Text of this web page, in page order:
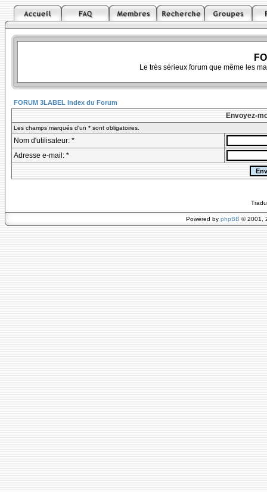
Le très sérieux forum que même les
FORUM 3LABEL Index du Forum
Envoyez-
Les champs marqués d'un * sont obligatoires.
Nom d'utilisateur: *
Adresse e-mail: *
Powered by phpBB © 2001,